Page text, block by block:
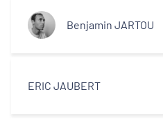
Benjamin JARTOU
ERIC JAUBERT